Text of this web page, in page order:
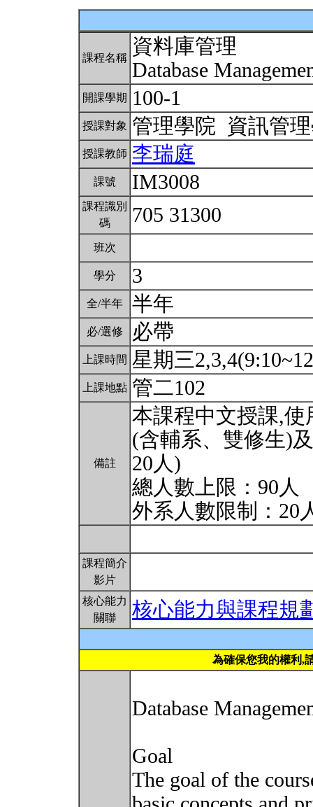
課程名稱 資料庫管理
Database
開課學期 100-1
授課對象 管理學院 資訊管
授課教師 李瑞庭
課號 IM3008
課程識別
碼
705 31300
班次
學分 3
全/半年 半年
必/選修 必帶
上課時間 星期三
上課地點 管二102
備註
本課程中文授課,
(含輔系、雙修生)
20人)
總人數上限：90人
外系人數限制：20
課程簡介
影片
核心能力
關聯
核心能力與課程規
為確保您我的權利,
Database
Goal
The goal of the